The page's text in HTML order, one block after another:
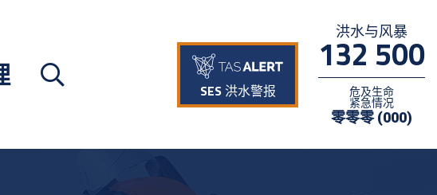
SES 洪水警报
洪水与风暴
132 500
危及生命
紧急情况
零零零 (000)